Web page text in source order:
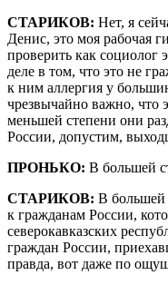
СТАРИКОВ: Нет, я
Денис, это моя рабочая
проверить как социолог
деле в том, что это не
к ним аллергия у
чрезвычайно важно, что
меньшей степени они
России, допустим,
ПРОНЬКО: В большей
СТАРИКОВ: В большей
к гражданам России,
северокавказских
граждан России,
правда, вот даже по